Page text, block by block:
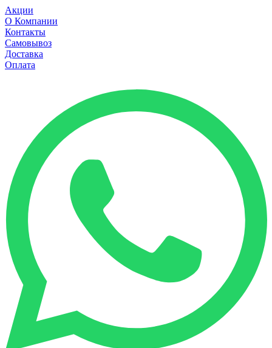
Акции
О Компании
Контакты
Самовывоз
Доставка
Оплата